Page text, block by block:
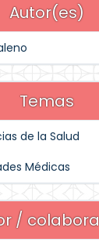
Autor(es)
Temas
de la Salud
Médicas
/